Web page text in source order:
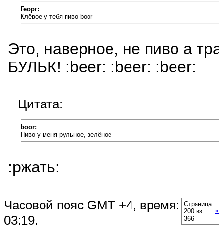
Георг:
Клёвое у тебя пиво boor
Это, наверное, не пиво а
БУЛЬК! :beer: :beer: :beer:
Цитата:
boor:
Пиво у меня рульное, зелёное
:ржать:
Часовой пояс GMT +4, время:
03:19.
Страница
200 из
366
«